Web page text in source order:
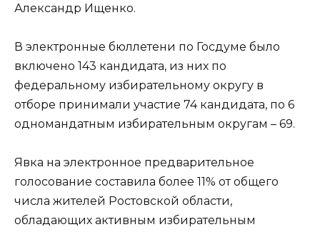
Александр Ищенко.
В электронные бюллетени по Госдуме было
включено 143 кандидата, из них по
федеральному избирательному округу в
отборе принимали участие 74 кандидата, по 6
одномандатным избирательным округам – 69.
Явка на электронное предварительное
голосование составила более 11% от общего
числа жителей Ростовской области,
обладающих активным избирательным